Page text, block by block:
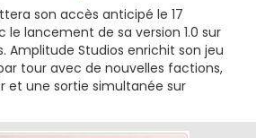
son accès anticipé le 17
le lancement de sa version 1.0 sur
Amplitude Studios enrichit son jeu
tour avec de nouvelles factions,
et une sortie simultanée sur